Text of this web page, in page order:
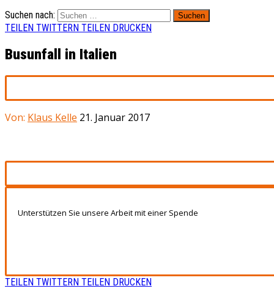
Suchen nach:
TEILEN TWITTERN TEILEN DRUCKEN
Busunfall in Italien
Von: Klaus Kelle 21. Januar 2017
Unterstützen Sie unsere Arbeit mit einer Spende
TEILEN TWITTERN TEILEN DRUCKEN